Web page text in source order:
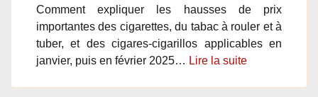
Comment expliquer les hausses de prix
importantes des cigarettes, du tabac à rouler et à
tuber, et des cigares-cigarillos applicables en
janvier, puis en février 2025… Lire la suite